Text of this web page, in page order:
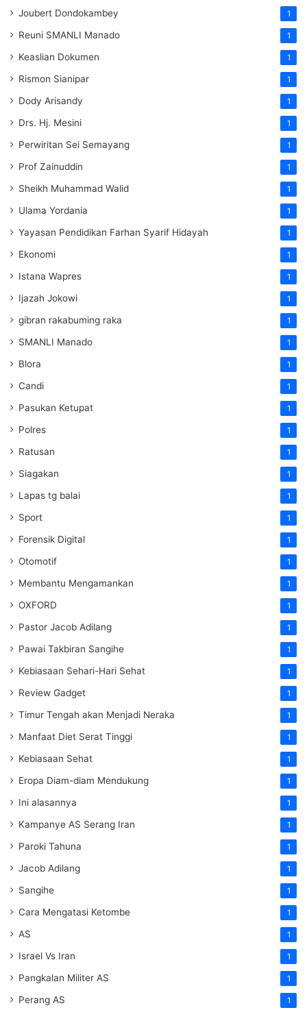
Joubert Dondokambey 1
Reuni SMANLI Manado 1
Keaslian Dokumen 1
Rismon Sianipar 1
Dody Arisandy 1
Drs. Hj. Mesini 1
Perwiritan Sei Semayang 1
Prof Zainuddin 1
Sheikh Muhammad Walid 1
Ulama Yordania 1
Yayasan Pendidikan Farhan Syarif Hidayah 1
Ekonomi 1
Istana Wapres 1
Ijazah Jokowi 1
gibran rakabuming raka 1
SMANLI Manado 1
Blora 1
Candi 1
Pasukan Ketupat 1
Polres 1
Ratusan 1
Siagakan 1
Lapas tg balai 1
Sport 1
Forensik Digital 1
Otomotif 1
Membantu Mengamankan 1
OXFORD 1
Pastor Jacob Adilang 1
Pawai Takbiran Sangihe 1
Kebiasaan Sehari-Hari Sehat 1
Review Gadget 1
Timur Tengah akan Menjadi Neraka 1
Manfaat Diet Serat Tinggi 1
Kebiasaan Sehat 1
Eropa Diam-diam Mendukung 1
Ini alasannya 1
Kampanye AS Serang Iran 1
Paroki Tahuna 1
Jacob Adilang 1
Sangihe 1
Cara Mengatasi Ketombe 1
AS 1
Israel Vs Iran 1
Pangkalan Militer AS 1
Perang AS 1